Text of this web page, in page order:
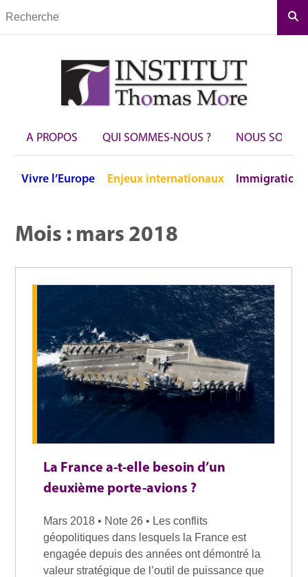
A PROPOS QUI SOMMES-NOUS ? NOUS
Vivre l’Europe Enjeux internationaux Immigration
Mois : mars 2018
La France a-t-elle besoin d’un
deuxième porte-avions ?
Mars 2018 • Note 26 • Les conflits
géopolitiques dans lesquels la France est
engagée depuis des années ont démontré la
valeur stratégique de l’outil de puissance que